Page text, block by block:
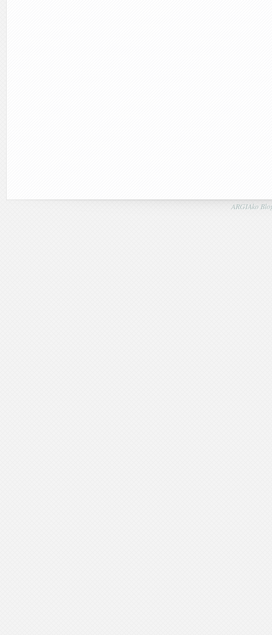
ARGIAko